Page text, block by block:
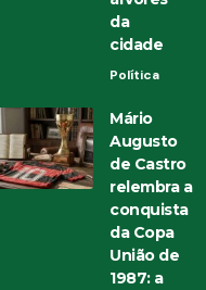
da
cidade
Política
Mário
Augusto
de Castro
relembra a
conquista
da Copa
União de
1987: a